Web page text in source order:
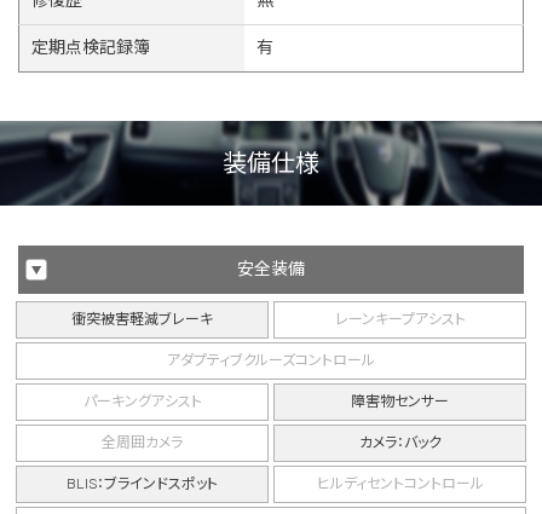
定期点検記録簿 有
装備仕様
安全装備
衝突被害軽減ブレーキ
アダプティブクルーズコントロール
レーンキープアシスト
パーキングアシスト 障害物センサー
全周囲カメラ カメラ：バック
BLIS：ブラインドスポット ヒルディセントコントロール